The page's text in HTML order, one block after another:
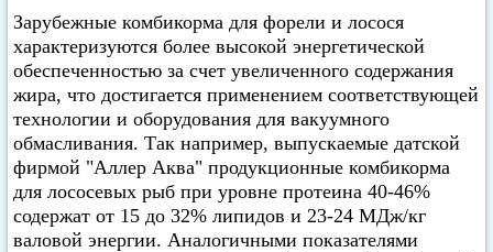
Зарубежные комбикорма для форели и лосося
характеризуются более высокой энергетической
обеспеченностью за счет увеличенного содержания
жира, что достигается применением соответствующей
технологии и оборудования для вакуумного
обмасливания. Так например, выпускаемые датской
фирмой "Аллер Аква" продукционные комбикорма
для лососевых рыб при уровне протеина 40-46%
содержат от 15 до 32% липидов и 23-24 МДж/кг
валовой энергии. Аналогичными показателями